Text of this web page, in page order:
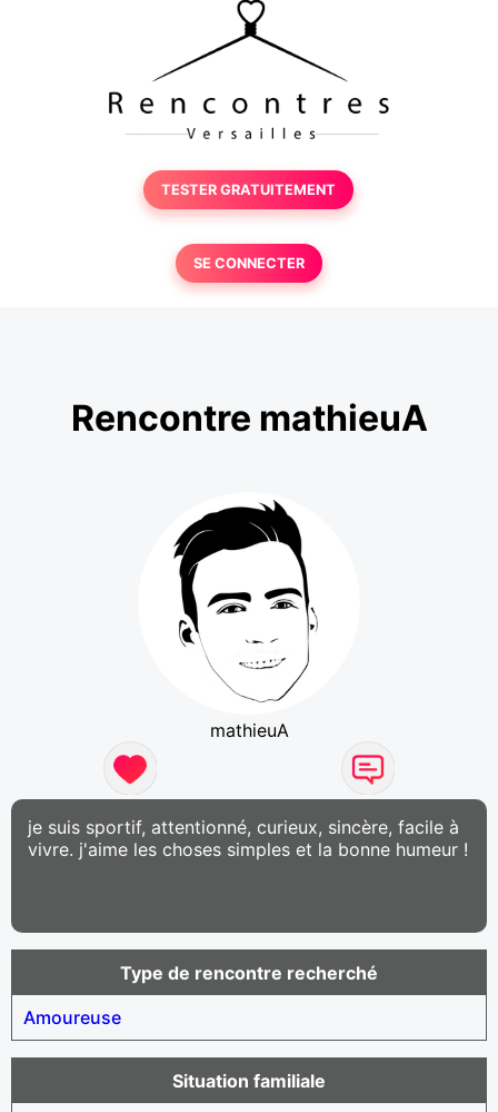
TESTER GRATUITEMENT
SE CONNECTER
Rencontre mathieuA
mathieuA
je suis sportif, attentionné, curieux, sincère, facile à
vivre. j'aime les choses simples et la bonne humeur !
Type de rencontre recherché
Amoureuse
Situation familiale